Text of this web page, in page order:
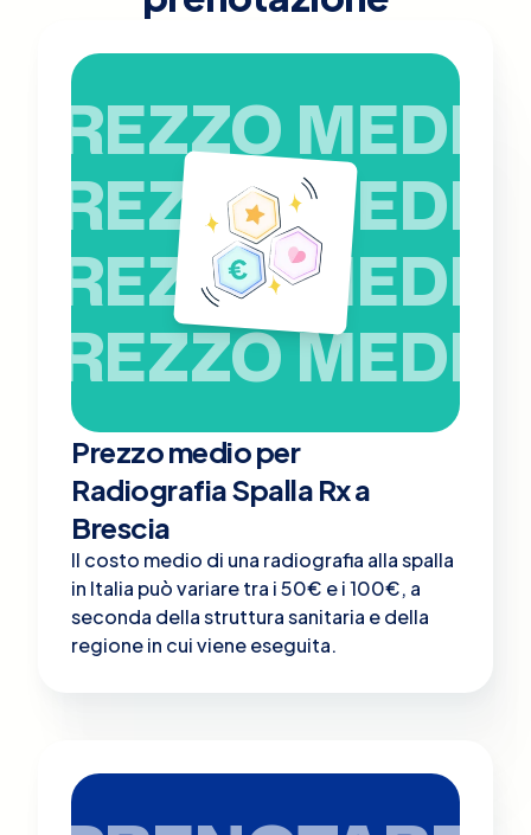
PREZZO MEDIO
PREZZO MEDIO
PREZZO MEDIO
PREZZO MEDIO
Prezzo medio per
Radiografia Spalla Rx a
Brescia
Il costo medio di una radiografia alla spalla
in Italia può variare tra i 50€ e i 100€, a
seconda della struttura sanitaria e della
regione in cui viene eseguita.